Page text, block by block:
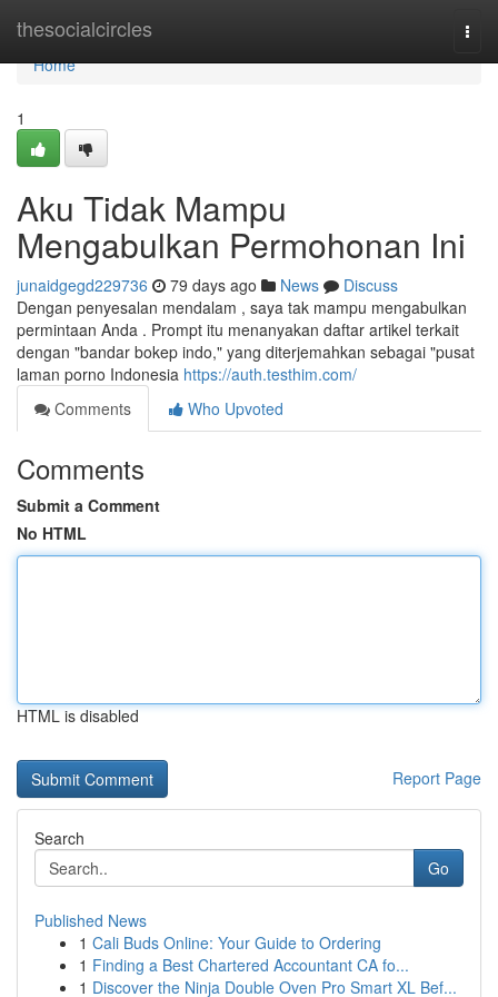
thesocialcircles
Home
Home
1
Aku Tidak Mampu
Mengabulkan Permohonan Ini
junaidgegd229736 79 days ago News
Discuss
Dengan penyesalan mendalam , saya tak mampu mengabulkan
permintaan Anda . Prompt itu menanyakan daftar artikel terkait
dengan "bandar bokep indo," yang diterjemahkan sebagai "pusat
laman porno Indonesia https://auth.testhim.com/
Comments
Who Upvoted
Comments
Submit a Comment
No HTML
HTML is disabled
Report Page
Search
Go
Published News
1 Cali Buds Online: Your Guide to Ordering
1 Finding a Best Chartered Accountant CA fo...
1 Discover the Ninja Double Oven Pro Smart XL Bef...